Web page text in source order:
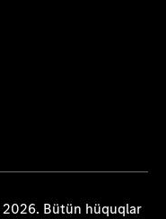
2026. Bütün hüquqlar